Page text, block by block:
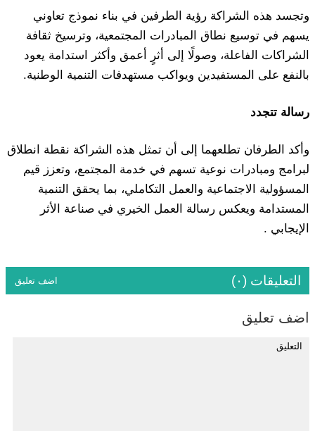
وتجسد هذه الشراكة رؤية الطرفين في بناء نموذج تعاوني
يسهم في توسيع نطاق المبادرات المجتمعية، وترسيخ ثقافة
الشراكات الفاعلة، وصولًا إلى أثرٍ أعمق وأكثر استدامة يعود
بالنفع على المستفيدين ويواكب مستهدفات التنمية الوطنية.
رسالة تتجدد
وأكد الطرفان تطلعهما إلى أن تمثل هذه الشراكة نقطة انطلاق
لبرامج ومبادرات نوعية تسهم في خدمة المجتمع، وتعزز قيم
المسؤولية الاجتماعية والعمل التكاملي، بما يحقق التنمية
المستدامة ويعكس رسالة العمل الخيري في صناعة الأثر
الإيجابي .
التعليقات (٠) اضف تعليق
اضف تعليق